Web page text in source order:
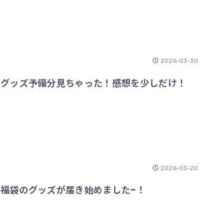
2026-03-30
グッズ予備分見ちゃった！感想を少しだけ！
2026-03-20
福袋のグッズが届き始めました~！